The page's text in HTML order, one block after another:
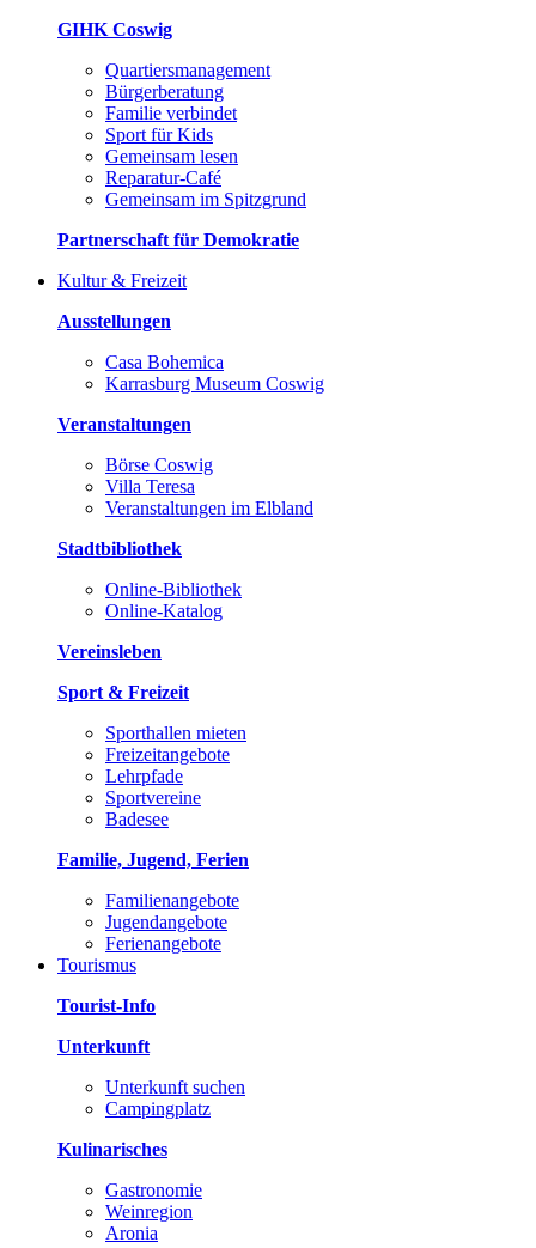
GIHK Coswig
Quartiersmanagement
Bürgerberatung
Familie verbindet
Sport für Kids
Gemeinsam lesen
Reparatur-Café
Gemeinsam im Spitzgrund
Partnerschaft für Demokratie
Kultur & Freizeit
Ausstellungen
Casa Bohemica
Karrasburg Museum Coswig
Veranstaltungen
Börse Coswig
Villa Teresa
Veranstaltungen im Elbland
Stadtbibliothek
Online-Bibliothek
Online-Katalog
Vereinsleben
Sport & Freizeit
Sporthallen mieten
Freizeitangebote
Lehrpfade
Sportvereine
Badesee
Familie, Jugend, Ferien
Familienangebote
Jugendangebote
Ferienangebote
Tourismus
Tourist-Info
Unterkunft
Unterkunft suchen
Campingplatz
Kulinarisches
Gastronomie
Weinregion
Aronia